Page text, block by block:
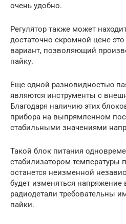
очень удобно.
Регулятор также может
достаточно скромной цене
вариант, позволяющий
пайку.
Еще одной разновидностью
являются инструменты с
Благодаря наличию этих
прибора на выпрямленном
стабильными значениями
Такой блок питания
стабилизатором температуры
останется неизменной
будет изменяться напряжение
радиодетали требовательны
пайки.